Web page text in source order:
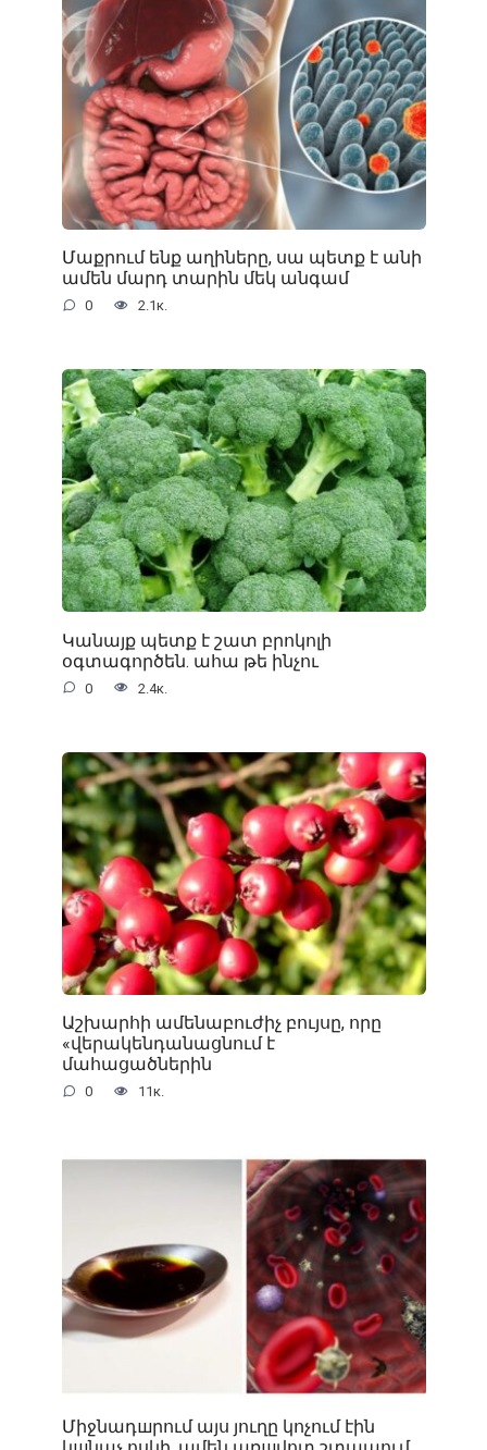
Մաքրում ենք աղիները, սա պետք է անի
ամեն մարդ տարին մեկ անգամ
0 2.1к.
Կանայք պետք է շատ բրոկոլի
օգտագործեն. ահա թե ինչու
0 2.4к.
Աշխարհի ամենաբուժիչ բույսը, որը
«վերակենդանացնում է
մահացածներին
0 11к.
Միջնադшրում այս յուղը կոչում էին